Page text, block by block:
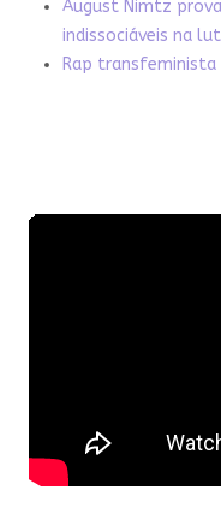
August Nimtz
indissociáveis na
Rap transfeminista